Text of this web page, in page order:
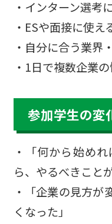
・インターン選考
・ESや面接に使
・自分に合う業界
・1日で複数企業
参加学生の変
・「何から始め
ら、やるべきこと
・「企業の見方が
くなった」